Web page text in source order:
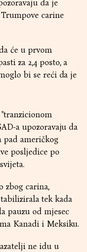
da je
carine
će u prvom
za 2,4 posto, a
bi se reći da je
a upozoravaju da
američkog
posljedice po
zbog carina,
tek kada
pauzu od mjesec
Kanadi i Meksiku.
ne idu u